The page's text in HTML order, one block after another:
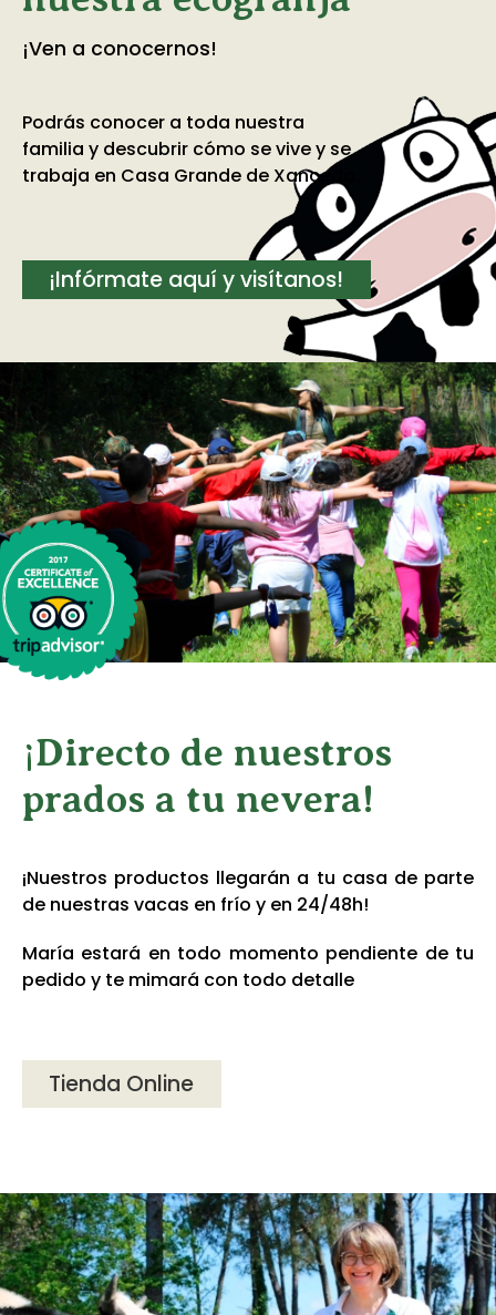
¡Ven a conocernos!
Podrás conocer a toda nuestra
familia y descubrir cómo se vive y se
trabaja en Casa Grande de Xanceda.
¡Infórmate aquí y visítanos!
¡Directo de nuestros
prados a tu nevera!
¡Nuestros productos llegarán a tu casa de parte
de nuestras vacas en frío y en 24/48h!
María estará en todo momento pendiente de tu
pedido y te mimará con todo detalle
Tienda Online